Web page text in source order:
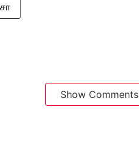
Show Comments